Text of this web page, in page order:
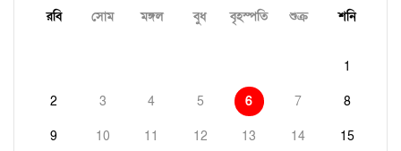
রবি সোম মঙ্গল বুধ বৃহস্পতি শুক্র শনি
1
2 3 4 5 6 7 8
9 10 11 12 13 14 15